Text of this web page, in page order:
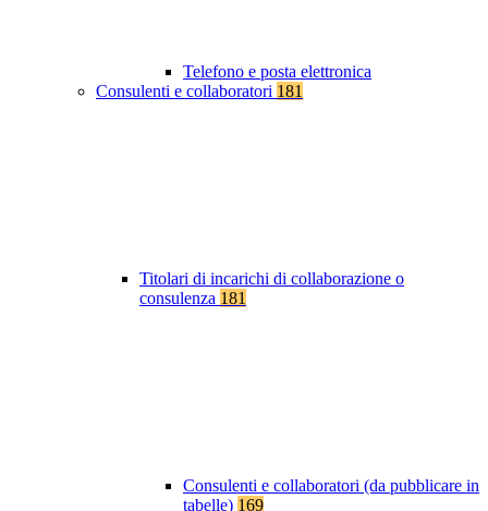
Telefono e posta elettronica
Consulenti e collaboratori 181
Titolari di incarichi di collaborazione o
consulenza 181
Consulenti e collaboratori (da pubblicare in
tabelle) 169